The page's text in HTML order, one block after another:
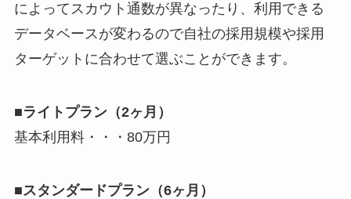
によってスカウト通数が異なったり、利用できる
データベースが変わるので自社の採用規模や採用
ターゲットに合わせて選ぶことができます。
■ライトプラン（2ヶ月）
基本利用料・・・80万円
■スタンダードプラン（6ヶ月）